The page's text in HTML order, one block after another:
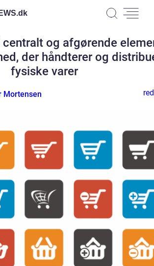
dk
og afgørende
der håndterer og
fysiske varer
Mortensen